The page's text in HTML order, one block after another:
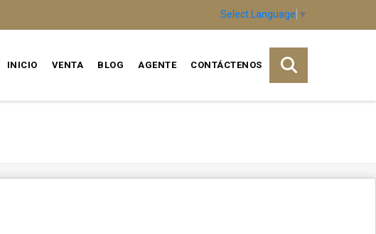
Select Language ▼
INICIO VENTA BLOG AGENTE CONTÁCTENOS